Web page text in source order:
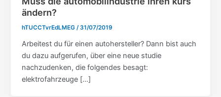
ändern?
hTUCCTvrEdLMEG/31/07/2019
Arbeitest du für einen autohersteller? Dann bist auch
du dazu aufgerufen, über eine neue studie
nachzudenken, die folgendes besagt:
elektrofahrzeuge […]